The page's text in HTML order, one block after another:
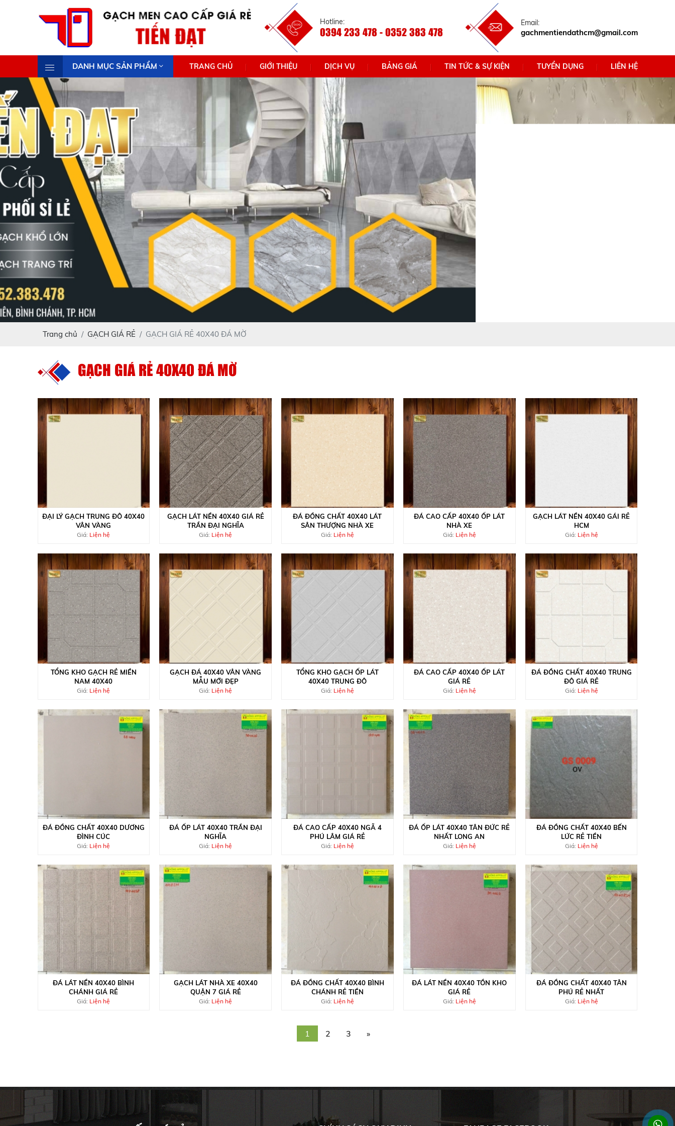
Hotline:
0394 233 478 - 0352 383 478
Email:
gachmentiendathcm@gmail.com
DANH MỤC SẢN PHẨM TRANG CHỦ GIỚI THIỆU DỊCH VỤ BẢNG GIÁ TIN TỨC & SỰ KIỆN TUYỂN DỤNG LIÊN HỆ
Trang chủ GẠCH GIÁ RẺ GẠCH GIÁ RẺ 40X40 ĐÁ MỜ
GẠCH GIÁ RẺ 40X40 ĐÁ MỜ
ĐẠI LÝ GẠCH TRUNG ĐÔ 40X40
VÂN VÀNG
Giá: Liện hệ
GẠCH LÁT NỀN 40X40 GIÁ RẺ
TRẦN ĐẠI NGHĨA
Giá: Liện hệ
ĐÁ ĐỒNG CHẤT 40X40 LÁT
SÂN THƯỢNG NHÀ XE
Giá: Liện hệ
ĐÁ CAO CẤP 40X40 ỐP LÁT
NHÀ XE
Giá: Liện hệ
GẠCH LÁT NỀN 40X40 GÁI RẺ
HCM
Giá: Liện hệ
TỔNG KHO GẠCH RẺ MIỀN
NAM 40X40
Giá: Liện hệ
GẠCH ĐÁ 40X40 VÂN VÀNG
MẪU MỚI ĐẸP
Giá: Liện hệ
TỔNG KHO GẠCH ỐP LÁT
40X40 TRUNG ĐÔ
Giá: Liện hệ
ĐÁ CAO CẤP 40X40 ỐP LÁT
GIÁ RẺ
Giá: Liện hệ
ĐÁ ĐỒNG CHẤT 40X40 TRUNG
ĐÔ GIÁ RẺ
Giá: Liện hệ
ĐÁ ĐỒNG CHẤT 40X40 DƯƠNG
ĐÌNH CÚC
Giá: Liện hệ
ĐÁ ỐP LÁT 40X40 TRẦN ĐẠI
NGHĨA
Giá: Liện hệ
ĐÁ CAO CẤP 40X40 NGÃ 4
PHÚ LÂM GIÁ RẺ
Giá: Liện hệ
ĐÁ ỐP LÁT 40X40 TÂN ĐỨC RẺ
NHẤT LONG AN
Giá: Liện hệ
ĐÁ ĐỒNG CHẤT 40X40 BẾN
LỨC RẺ TIỀN
Giá: Liện hệ
ĐÁ LÁT NỀN 40X40 BÌNH
CHÁNH GIÁ RẺ
Giá: Liện hệ
GẠCH LÁT NHÀ XE 40X40
QUẬN 7 GIÁ RẺ
Giá: Liện hệ
ĐÁ ĐỒNG CHẤT 40X40 BÌNH
CHÁNH RẺ TIỀN
Giá: Liện hệ
ĐÁ LÁT NỀN 40X40 TỒN KHO
GIÁ RẺ
Giá: Liện hệ
ĐÁ ĐỒNG CHẤT 40X40 TÂN
PHÚ RẺ NHẤT
Giá: Liện hệ
1 2 3 »